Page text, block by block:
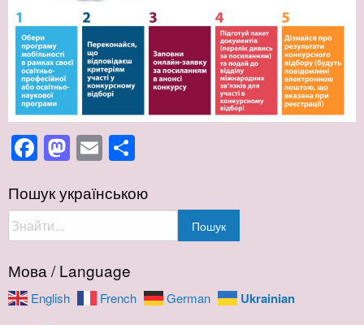
Facebook
Mastodon
Email
Пошук українською
Поиск: Пошук
Мова / Language
English French German Ukrainian